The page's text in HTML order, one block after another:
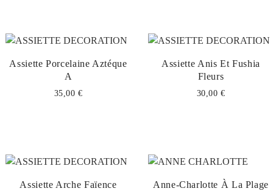
Assiette Porcelaine Aztéque
A
35,00 €
Assiette Anis Et Fushia
Fleurs
30,00 €
Assiette Arche Faïence Anne-Charlotte À La Plage